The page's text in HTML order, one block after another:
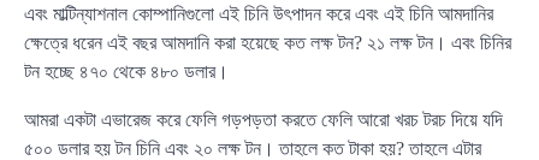
এবং মাল্টিন্যাশনাল কোম্পানিগুলো এই চিনি উৎপাদন করে এবং এই চিনি আমদানির
ক্ষেত্রে ধরেন এই বছর আমদানি করা হয়েছে কত লক্ষ টন? ২১ লক্ষ টন। এবং চিনির
টন হচ্ছে ৪৭০ থেকে ৪৮০ ডলার।
আমরা একটা এভারেজ করে ফেলি গড়পড়তা করতে ফেলি আরো খরচ টরচ দিয়ে যদি
৫০০ ডলার হয় টন চিনি এবং ২০ লক্ষ টন। তাহলে কত টাকা হয়? তাহলে এটার